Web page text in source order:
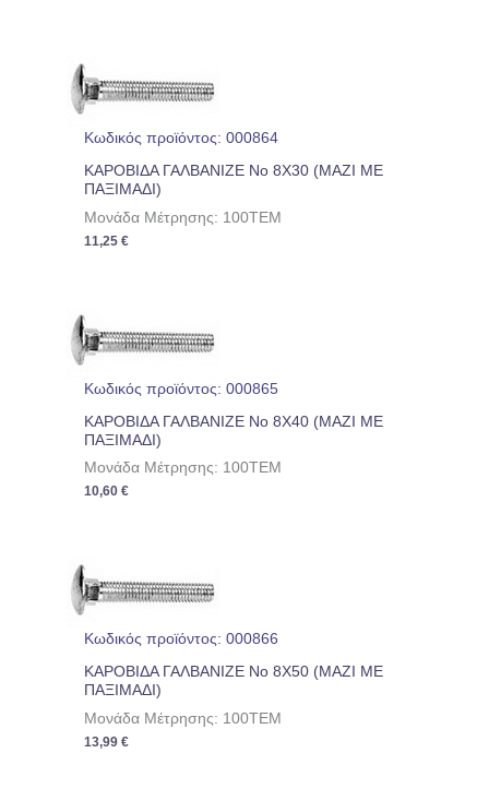
Κωδικός προϊόντος: 000864
ΚΑΡΟΒΙΔΑ ΓΑΛΒΑΝΙΖΕ No 8Χ30 (ΜΑΖΙ ΜΕ
ΠΑΞΙΜΑΔΙ)
Μονάδα Μέτρησης: 100TEM
11,25€
Κωδικός προϊόντος: 000865
ΚΑΡΟΒΙΔΑ ΓΑΛΒΑΝΙΖΕ No 8Χ40 (ΜΑΖΙ ΜΕ
ΠΑΞΙΜΑΔΙ)
Μονάδα Μέτρησης: 100TEM
10,60€
Κωδικός προϊόντος: 000866
ΚΑΡΟΒΙΔΑ ΓΑΛΒΑΝΙΖΕ No 8Χ50 (ΜΑΖΙ ΜΕ
ΠΑΞΙΜΑΔΙ)
Μονάδα Μέτρησης: 100TEM
13,99€